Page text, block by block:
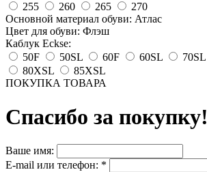
255
260 265
270
Основной материал обуви: Атлас
Цвет для обуви: Флэш
Каблук Eckse:
50F
50SL 60F 60SL 70SL
80XSL
85XSL
ПОКУПКА ТОВАРА
Спасибо за покупку!
Ваше имя:
E-mail или телефон: *